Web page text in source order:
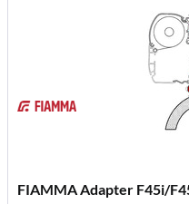
FIAMMA Adapter F45i/